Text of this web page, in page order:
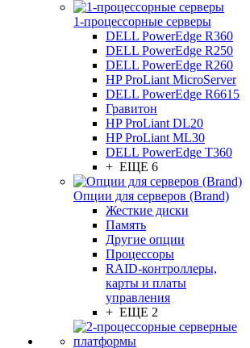
1-процессорные серверы
DELL PowerEdge R360
DELL PowerEdge R250
DELL PowerEdge R260
HP ProLiant MicroServer
DELL PowerEdge R6615
Гравитон
HP ProLiant DL20
HP ProLiant ML30
DELL PowerEdge T360
+ ЕЩЕ 6
Опции для серверов (Brand)
Жесткие диски
Память
Другие опции
Процессоры
RAID-контроллеры,
карты и платы
управления
+ ЕЩЕ 2